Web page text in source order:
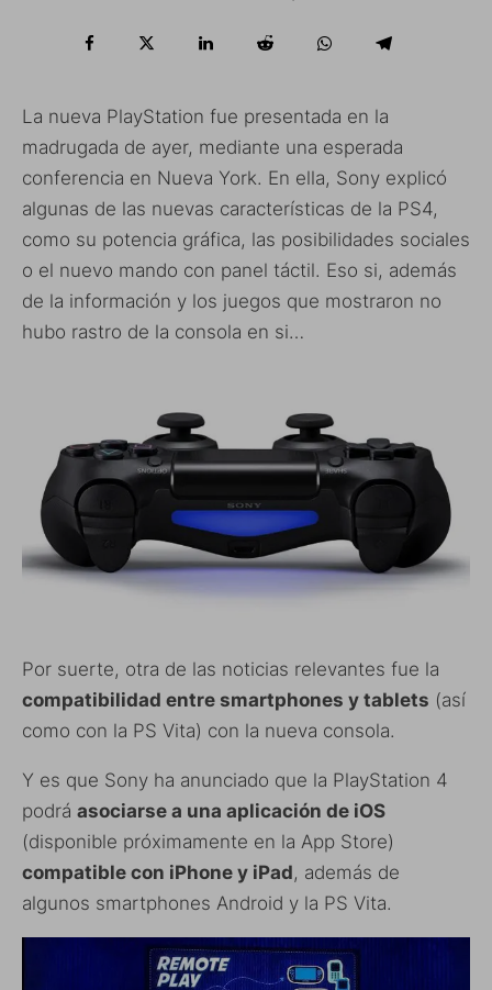
La nueva PlayStation fue presentada en la
madrugada de ayer, mediante una esperada
conferencia en Nueva York. En ella, Sony explicó
algunas de las nuevas características de la PS4,
como su potencia gráfica, las posibilidades sociales
o el nuevo mando con panel táctil. Eso si, además
de la información y los juegos que mostraron no
hubo rastro de la consola en si…
Por suerte, otra de las noticias relevantes fue la
compatibilidad entre smartphones y tablets (así
como con la PS Vita) con la nueva consola.
Y es que Sony ha anunciado que la PlayStation 4
podrá asociarse a una aplicación de iOS
(disponible próximamente en la App Store)
compatible con iPhone y iPad, además de
algunos smartphones Android y la PS Vita.